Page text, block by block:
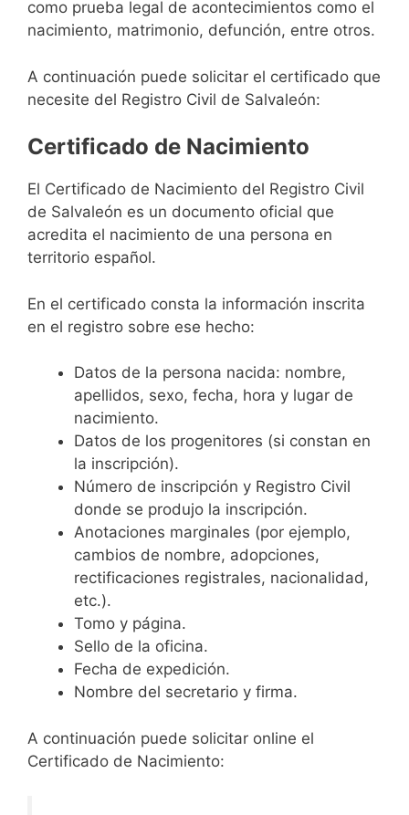
como prueba legal de acontecimientos como el
nacimiento, matrimonio, defunción, entre otros.
A continuación puede solicitar el certificado que
necesite del Registro Civil de Salvaleón:
Certificado de Nacimiento
El Certificado de Nacimiento del Registro Civil
de Salvaleón es un documento oficial que
acredita el nacimiento de una persona en
territorio español.
En el certificado consta la información inscrita
en el registro sobre ese hecho:
Datos de la persona nacida: nombre,
apellidos, sexo, fecha, hora y lugar de
nacimiento.
Datos de los progenitores (si constan en
la inscripción).
Número de inscripción y Registro Civil
donde se produjo la inscripción.
Anotaciones marginales (por ejemplo,
cambios de nombre, adopciones,
rectificaciones registrales, nacionalidad,
etc.).
Tomo y página.
Sello de la oficina.
Fecha de expedición.
Nombre del secretario y firma.
A continuación puede solicitar online el
Certificado de Nacimiento: